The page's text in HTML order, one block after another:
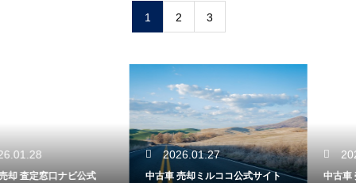
1 2 3
2026.01.27
中古車 売却ミルココ公式サイト
2026.01.27
中古車 売却 窓口ナビ【高額査定